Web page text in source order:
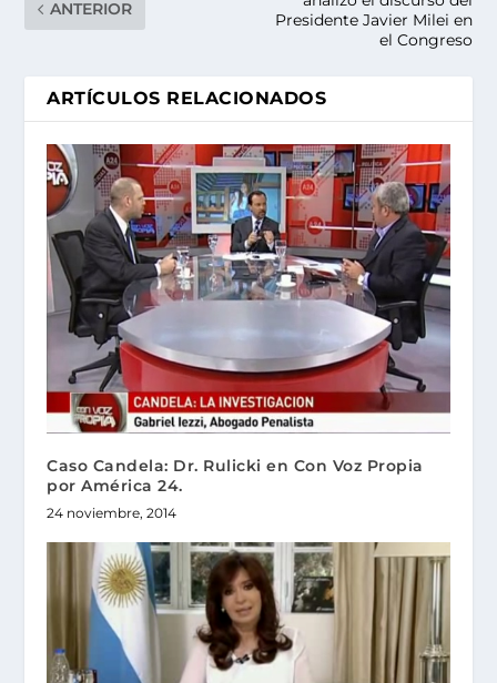
ANTERIOR
Presidente Javier Milei en
el Congreso
ARTÍCULOS RELACIONADOS
Caso Candela: Dr. Rulicki en Con Voz Propia
por América 24.
24 noviembre, 2014